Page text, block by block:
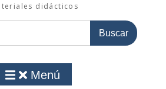
didácticos
Menú